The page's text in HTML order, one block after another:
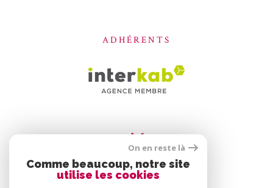
ADHÉRENTS
On en reste là
Comme beaucoup, notre site
utilise les cookies